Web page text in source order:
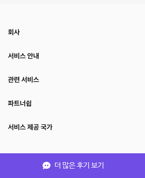
더 많은 후기 보기
회사
서비스 안내
관련 서비스
파트너쉽
서비스 제공 국가
(주)NSPACE 사업자정보